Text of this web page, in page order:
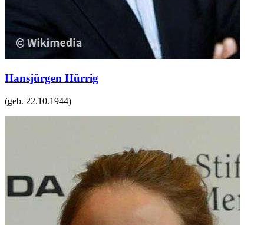
Hansjürgen Hürrig
(geb. 22.10.1944)